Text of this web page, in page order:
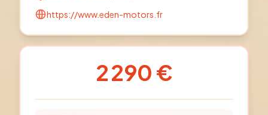
https://www.eden-motors.fr
2 290 €